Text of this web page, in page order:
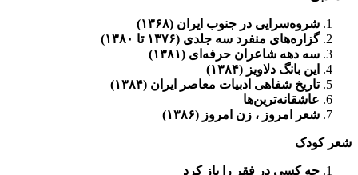
شروه‌سرایی در جنوب ایران (۱۳۶۸)
گزاره‌های منفرد سه جلدی (۱۳۷۶ تا ۱۳۸۰)
سه دهه شاعران حرفه‌ای (۱۳۸۱)
این بانگ دلاویز (۱۳۸۴)
تاریخ شفاهی ادبیات معاصر ایران (۱۳۸۴)
عاشقانه‌ترین‌ها
شعر امروز ، زن امروز (۱۳۸۶)
شعر کودک
چه کسی در فقر را باز کرد